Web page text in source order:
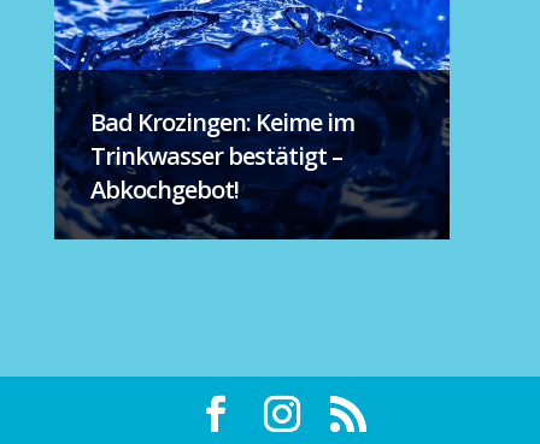
Bad Krozingen: Keime im
Trinkwasser bestätigt –
Abkochgebot!